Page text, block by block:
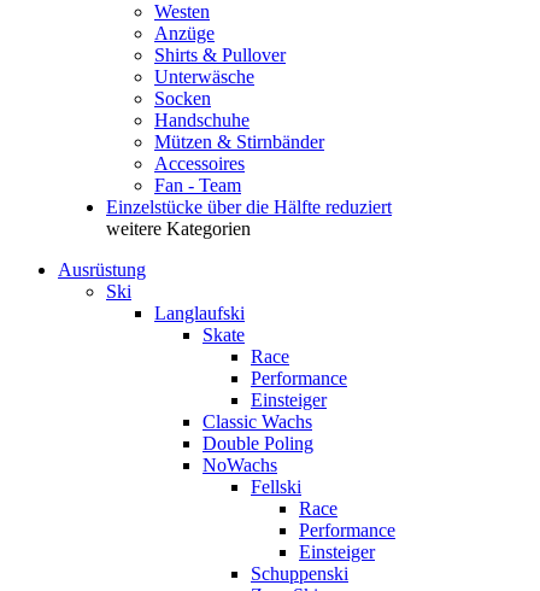
Westen
Anzüge
Shirts & Pullover
Unterwäsche
Socken
Handschuhe
Mützen & Stirnbänder
Accessoires
Fan - Team
Einzelstücke über die Hälfte reduziert
weitere Kategorien
Ausrüstung
Ski
Langlaufski
Skate
Race
Performance
Einsteiger
Classic Wachs
Double Poling
NoWachs
Fellski
Race
Performance
Einsteiger
Schuppenski